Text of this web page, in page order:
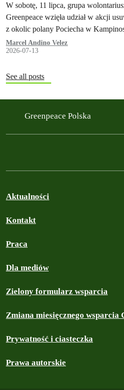
W sobotę, 11 lipca, grupa
Greenpeace wzięła udział w akcji
z okolic polany Pociecha w
Marcel Andino Velez
2026-07-13
See all posts
Greenpeace Polska
Aktualności
Kontakt
Praca
Dla mediów
Zielony formularz wsparcia
Zmiana miesięcznego wsparcia
Prywatność i ciasteczka
Prawa autorskie